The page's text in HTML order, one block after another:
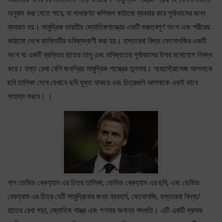
অনুবাদ করা যেতে পারে, যা সাধারণত কপিকল কাঠামো ব্যবহার করে পূর্বাভাসের জন্য
ব্যবহৃত হয়। সামুদ্রিক ভারতীয় জ্যোতিষশাস্ত্রের একটি গুরুত্বপূর্ণ অংশ এবং শরীরের
কাঠামো দেখে ব্যক্তিটির ভবিষ্যদ্বাণী করা হয়। হস্তরেখা বিদ্যা ফেনোলজির একটি
অংশ যা একটি ব্যক্তির হাতের তালু এবং ভবিষ্যতের পূর্বাভাসের উপর মনোযোগ নিবদ্ধ
করে। হস্ত রেখা বেশি জনপ্রিয় সামুদ্রিক শাস্ত্রের তুলনায়। অ্যাস্ট্রোসেজ আপনাকে
ছবি তালিকা দেবে যেখানে ছবি যুক্ত থাকবে এবং চিত্রগুলি আপনাকে একই ভাবে
সাহায্য করবে। ।
পান ডেভিড বেকহ্যাম এর চিত্র তালিকা, ডেভিড বেকহ্যাম এর ছবি, এবং ডেভিড
বেকহ্যাম এর চিত্র যেটি সামুদ্রিকের জন্য ব্যবহার্য, ফেনোলজি, হস্তরেখা বিদ্যা/
হাতের রেখা পড়া, জ্যোতিষ শাস্ত্র এবং গণনার অনান্য পদ্ধতি। এটি একটি প্রসার